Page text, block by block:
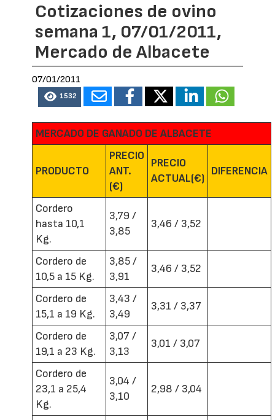
Cotizaciones de ovino
semana 1, 07/01/2011,
Mercado de Albacete
07/01/2011
1532
MERCADO DE GANADO DE ALBACETE
PRODUCTO
PRECIO
ANT.
(€)
PRECIO
ACTUAL(€)
DIFERENCIA
Cordero
hasta 10,1
Kg.
3,79 /
3,85
3,46 / 3,52
Cordero de
10,5 a 15 Kg.
3,85 /
3,91
3,46 / 3,52
Cordero de
15,1 a 19 Kg.
3,43 /
3,49
3,31 / 3,37
Cordero de
19,1 a 23 Kg.
3,07 /
3,13
3,01 / 3,07
Cordero de
23,1 a 25,4
Kg.
3,04 /
3,10
2,98 / 3,04